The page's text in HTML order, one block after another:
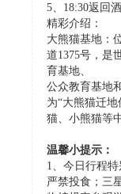
5、18:30返回
精彩介绍：
大熊猫基地：
道1375号，是
育基地、
公众教育基地
为“大熊猫迁
猫、小熊猫等
温馨小提示：
1、今日行程
严禁投食；三